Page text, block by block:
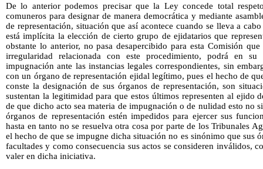
De lo anterior podemos precisar que la Ley concede total
comuneros para designar de manera democrática y mediante
de representación, situación que así acontece cuando se lleva a
está implícita la elección de cierto grupo de ejidatarios que
obstante lo anterior, no pasa desapercibido para esta Comisión
irregularidad relacionada con este procedimiento, podrá en su
impugnación ante las instancias legales correspondientes, sin
con un órgano de representación ejidal legítimo, pues el hecho de
conste la designación de sus órganos de representación, son
sustentan la legitimidad para que estos últimos representen al ejido
de que dicho acto sea materia de impugnación o de nulidad esto no
órganos de representación estén impedidos para ejercer sus
hasta en tanto no se resuelva otra cosa por parte de los Tribunales
el hecho de que se impugne dicha situación no es sinónimo que sus
facultades y como consecuencia sus actos se consideren inválidos,
valer en dicha iniciativa.